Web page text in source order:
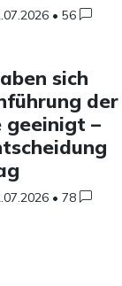
•56
sich
der
geeinigt –
•78